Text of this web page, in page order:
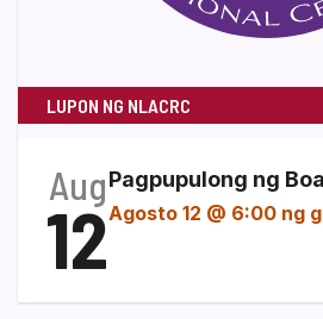
LUPON NG NLACRC
Aug
12
Pagpupulong ng
Agosto 12 @ 6:00 ng